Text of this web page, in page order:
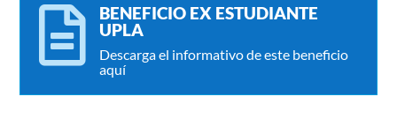

BENEFICIO EX ESTUDIANTE
UPLA
Descarga el informativo de este beneficio
aquí